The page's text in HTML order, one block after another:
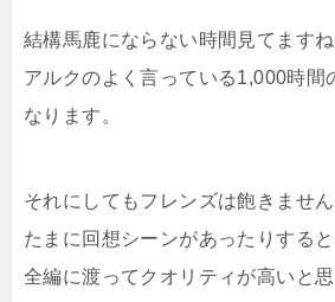
結構馬鹿にならない時間見てますね
アルクのよく言っている1,000時間
なります。
それにしてもフレンズは飽きません
たまに回想シーンがあったりする
全編に渡ってクオリティが高いと思